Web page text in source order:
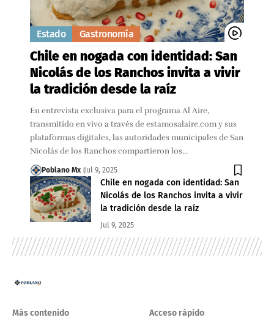
Estado Gastronomía
Chile en nogada con identidad: San
Nicolás de los Ranchos invita a vivir
la tradición desde la raíz
En entrevista exclusiva para el programa Al Aire,
transmitido en vivo a través de estamosalaire.com y sus
plataformas digitales, las autoridades municipales de San
Nicolás de los Ranchos compartieron los…
Poblano Mx Jul 9, 2025
Chile en nogada con identidad: San
Nicolás de los Ranchos invita a vivir
la tradición desde la raíz
Jul 9, 2025
Más contenido Acceso rápido